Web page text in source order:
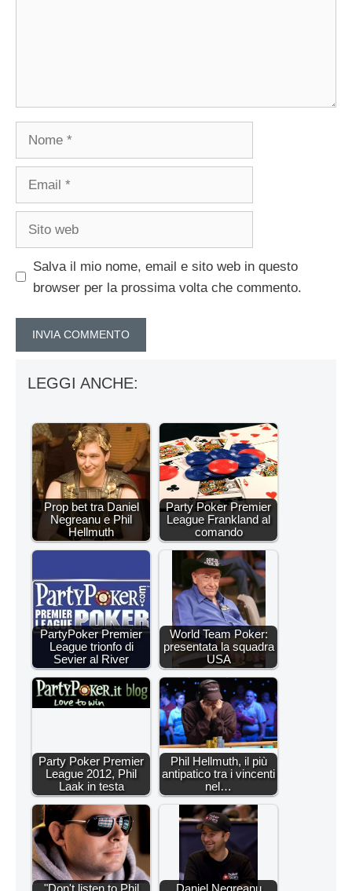
Salva il mio nome, email e sito web in questo
browser per la prossima volta che commento.
LEGGI ANCHE:
Prop bet tra Daniel
Negreanu e Phil
Hellmuth
Party Poker Premier
League Frankland al
comando
PartyPoker Premier
League trionfo di
Sevier al River
World Team Poker:
presentata la squadra
USA
Party Poker Premier
League 2012, Phil
Laak in testa
Phil Hellmuth, il più
antipatico tra i vincenti
nel…